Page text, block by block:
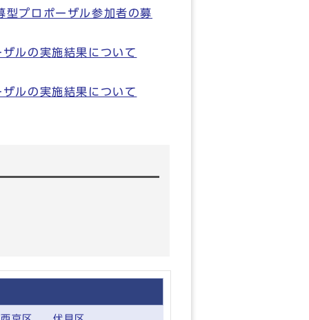
型プロポーザル参加者の募
ルの実施結果について
ルの実施結果について
西京区 伏見区